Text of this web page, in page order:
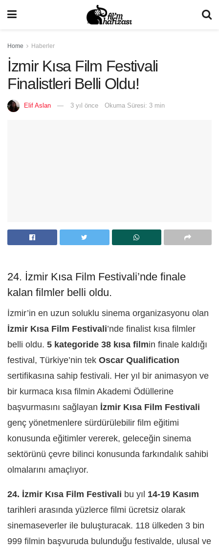
Home Haberler
İzmir Kısa Film Festivali
Finalistleri Belli Oldu!
Elif Aslan 3 yıl önce Okuma Süresi: 3 min
24. İzmir Kısa Film Festivali’nde finale
kalan filmler belli oldu.
İzmir’in en uzun soluklu sinema organizasyonu olan
İzmir Kısa Film Festivali’nde finalist kısa filmler
belli oldu. 5 kategoride 38 kısa filmin finale kaldığı
festival, Türkiye’nin tek Oscar Qualification
sertifikasına sahip festivali. Her yıl bir animasyon ve
bir kurmaca kısa filmin Akademi Ödüllerine
başvurmasını sağlayan İzmir Kısa Film Festivali
genç yönetmenlere sürdürülebilir film eğitimi
konusunda eğitimler vererek, geleceğin sinema
sektörünü çevre bilinci konusunda farkındalık sahibi
olmalarını amaçlıyor.
24. İzmir Kısa Film Festivali bu yıl 14-19 Kasım
tarihleri arasında yüzlerce filmi ücretsiz olarak
sinemaseverler ile buluşturacak. 118 ülkeden 3 bin
999 filmin başvuruda bulunduğu festivalde, ulusal ve